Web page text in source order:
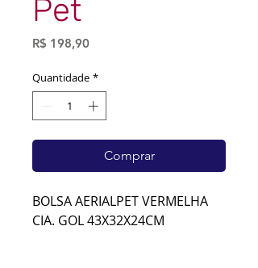
Pet
R$ 198,90Preço
Quantidade *
Comprar
BOLSA AERIALPET VERMELHA
CIA. GOL 43X32X24CM